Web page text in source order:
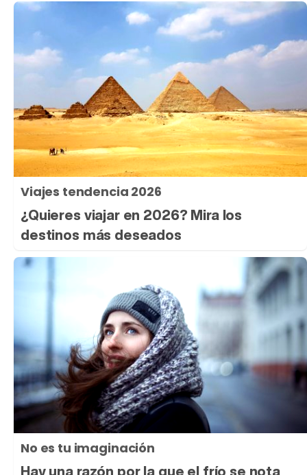
Viajes tendencia 2026
¿Quieres viajar en 2026? Mira los
destinos más deseados
No es tu imaginación